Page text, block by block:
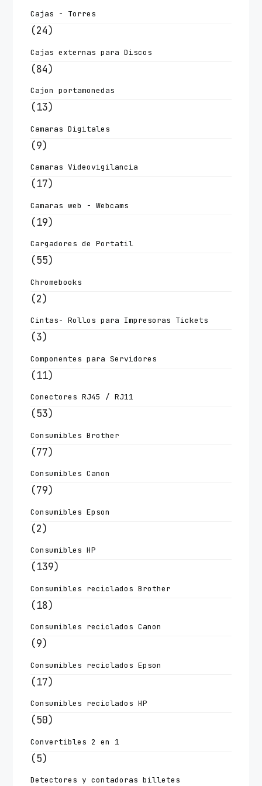
Cajas - Torres
(24)
Cajas externas para Discos
(84)
Cajon portamonedas
(13)
Camaras Digitales
(9)
Camaras Videovigilancia
(17)
Camaras web - Webcams
(19)
Cargadores de Portatil
(55)
Chromebooks
(2)
Cintas- Rollos para Impresoras Tickets
(3)
Componentes para Servidores
(11)
Conectores RJ45 / RJ11
(53)
Consumibles Brother
(77)
Consumibles Canon
(79)
Consumibles Epson
(2)
Consumibles HP
(139)
Consumibles reciclados Brother
(18)
Consumibles reciclados Canon
(9)
Consumibles reciclados Epson
(17)
Consumibles reciclados HP
(50)
Convertibles 2 en 1
(5)
Detectores y contadoras billetes